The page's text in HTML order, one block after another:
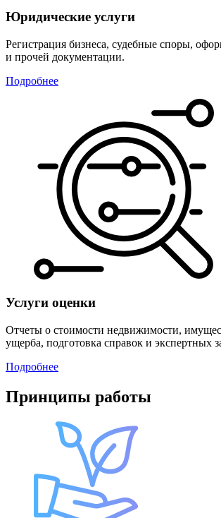
Юридические услуги
Регистрация бизнеса, судебные споры,
и прочей документации.
Подробнее
Услуги оценки
Отчеты о стоимости недвижимости,
ущерба, подготовка справок и экспертных
Подробнее
Принципы работы